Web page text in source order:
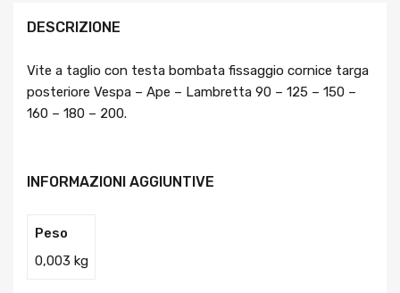
DESCRIZIONE
Vite a taglio con testa bombata fissaggio cornice targa
posteriore Vespa – Ape – Lambretta 90 – 125 – 150 –
160 – 180 – 200.
INFORMAZIONI AGGIUNTIVE
Peso
0,003 kg